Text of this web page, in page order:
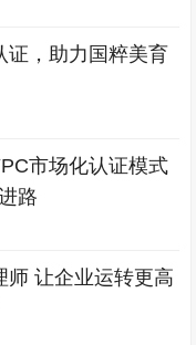
证，助力国粹美育
市场化认证模式
路
师 让企业运转更高